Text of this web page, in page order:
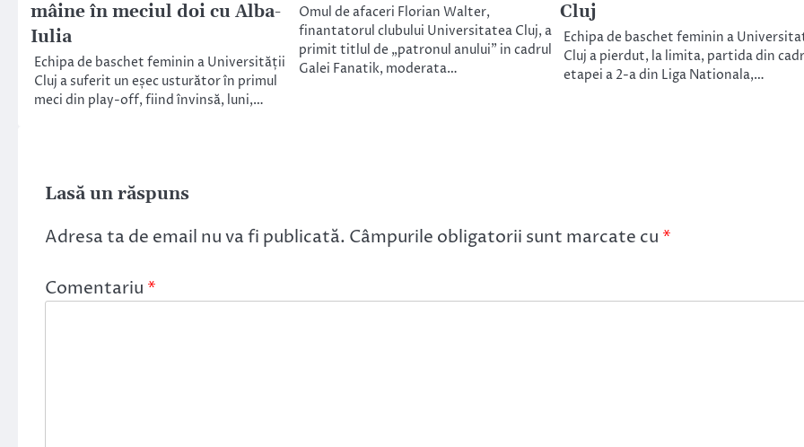
mâine în meciul doi cu Alba-
Iulia
Echipa de baschet feminin a Universității
Cluj a suferit un eșec usturător în primul
meci din play-off, fiind învinsă, luni,…
Omul de afaceri Florian Walter,
finantatorul clubului Universitatea Cluj, a
primit titlul de „patronul anului” in cadrul
Galei Fanatik, moderata…
Cluj
Echipa de baschet feminin a
Cluj a pierdut, la limita, partida din
etapei a 2-a din Liga Nationala,…
Lasă un răspuns
Adresa ta de email nu va fi publicată. Câmpurile obligatorii sunt marcate cu *
Comentariu *